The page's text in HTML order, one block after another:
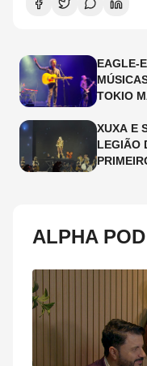
EAGLE-
TOKIO
XUXA E
LEGIÃO
ALPHA POD